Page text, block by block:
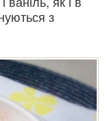
з